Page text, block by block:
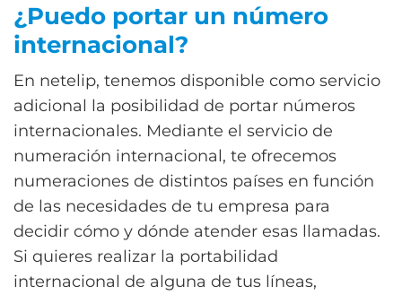
¿Puedo portar un número
internacional?
En netelip, tenemos disponible como servicio
adicional la posibilidad de portar números
internacionales. Mediante el servicio de
numeración internacional, te ofrecemos
numeraciones de distintos países en función
de las necesidades de tu empresa para
decidir cómo y dónde atender esas llamadas.
Si quieres realizar la portabilidad
internacional de alguna de tus líneas,